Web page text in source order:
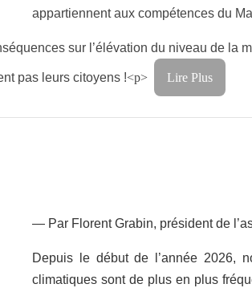
appartiennent aux compétences du
sur l’élévation du niveau de la
pas leurs citoyens !<p> Lire Plus
— Par Florent Grabin, président de
Depuis le début de l’année 2026,
climatiques sont de plus en plus